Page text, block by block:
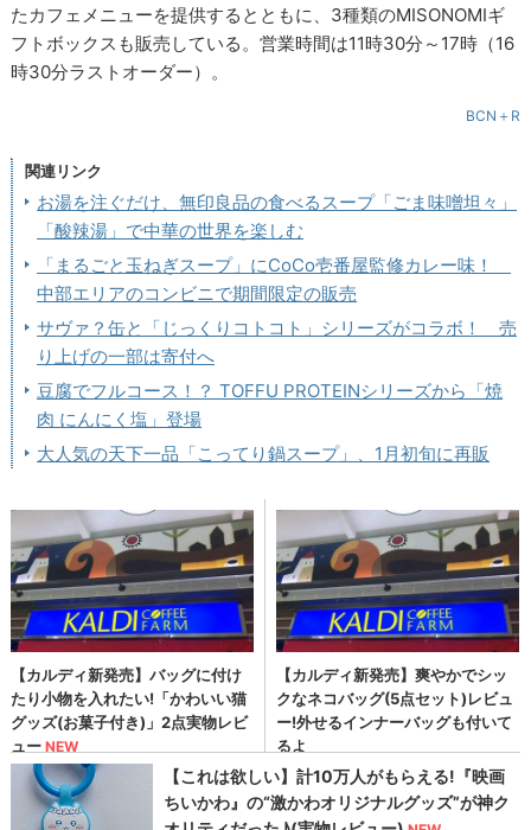
たカフェメニューを提供するとともに、3種類のMISONOMIギ
フトボックスも販売している。営業時間は11時30分～17時（16
時30分ラストオーダー）。
BCN＋R
関連リンク
お湯を注ぐだけ、無印良品の食べるスープ「ごま味噌坦々」
「酸辣湯」で中華の世界を楽しむ
「まるごと玉ねぎスープ」にCoCo壱番屋監修カレー味！
中部エリアのコンビニで期間限定の販売
サヴァ？缶と「じっくりコトコト」シリーズがコラボ！ 売
り上げの一部は寄付へ
豆腐でフルコース！？ TOFFU PROTEINシリーズから「焼
肉 にんにく塩」登場
大人気の天下一品「こってり鍋スープ」、1月初旬に再販